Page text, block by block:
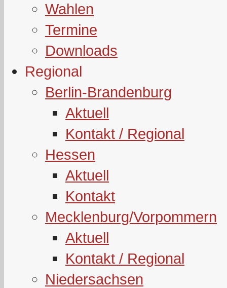
Wahlen
Termine
Downloads
Regional
Berlin-Brandenburg
Aktuell
Kontakt / Regional
Hessen
Aktuell
Kontakt
Mecklenburg/Vorpommern
Aktuell
Kontakt / Regional
Niedersachsen